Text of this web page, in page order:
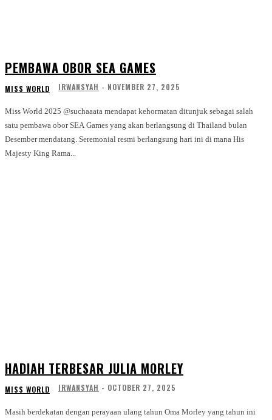
PEMBAWA OBOR SEA GAMES
MISS WORLD IRWANSYAH - NOVEMBER 27, 2025
Miss World 2025 @suchaaata mendapat kehormatan ditunjuk sebagai salah
satu pembawa obor SEA Games yang akan berlangsung di Thailand bulan
Desember mendatang. Seremonial resmi berlangsung hari ini di mana His
Majesty King Rama...
HADIAH TERBESAR JULIA MORLEY
MISS WORLD IRWANSYAH - OCTOBER 27, 2025
Masih berdekatan dengan perayaan ulang tahun Oma Morley yang tahun ini